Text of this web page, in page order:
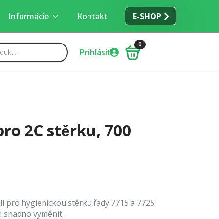
Informácie Kontakt E-SHOP
Prihlásiť
0
2C stěrku, 700
pro hygienickou stěrku řady 7715 a 7725.
snadno vyměnit.